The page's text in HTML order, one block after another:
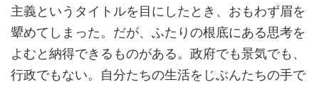
主義というタイトルを目にしたとき、おもわず眉を
顰めてしまった。だが、ふたりの根底にある思考を
よむと納得できるものがある。政府でも景気でも、
行政でもない。自分たちの生活をじぶんたちの手で